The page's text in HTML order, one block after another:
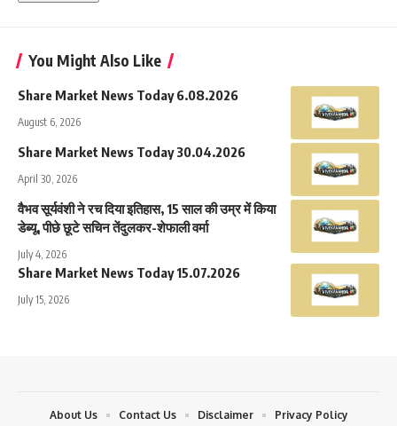
You Might Also Like
Share Market News Today 6.08.2026
August 6, 2026
Share Market News Today 30.04.2026
April 30, 2026
वैभव सूर्यवंशी ने रच दिया इतिहास, 15 साल की उम्र में किया
डेब्यू, पीछे छूटे सचिन तेंदुलकर-शेफाली वर्मा
July 4, 2026
Share Market News Today 15.07.2026
July 15, 2026
About Us Contact Us Disclaimer Privacy Policy